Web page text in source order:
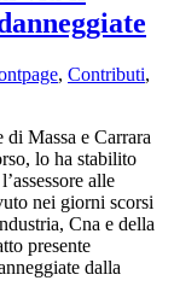
, Contributi,
Massa e Carrara
lo ha stabilito
alle
nei giorni scorsi
Cna e della
presente
dalla